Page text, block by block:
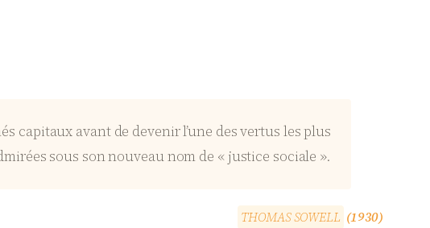
capitaux avant de devenir l’une des vertus les plus
sous son nouveau nom de « justice sociale ».
THOMASSOWELL (1930)